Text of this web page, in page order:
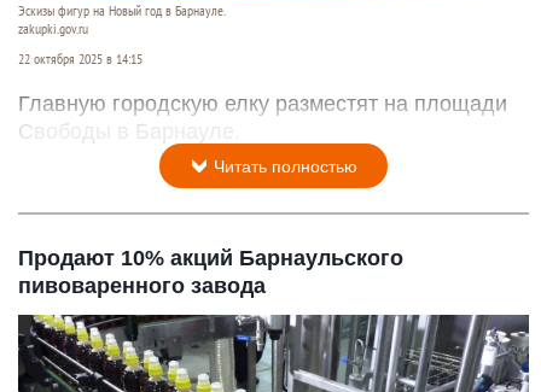
Эскизы фигур на Новый год в Барнауле.
zakupki.gov.ru
22 октября 2025 в 14:15
Главную городскую елку разместят на площади
Свободы в Барнауле.
Читать полностью
Продают 10% акций Барнаульского
пивоваренного завода